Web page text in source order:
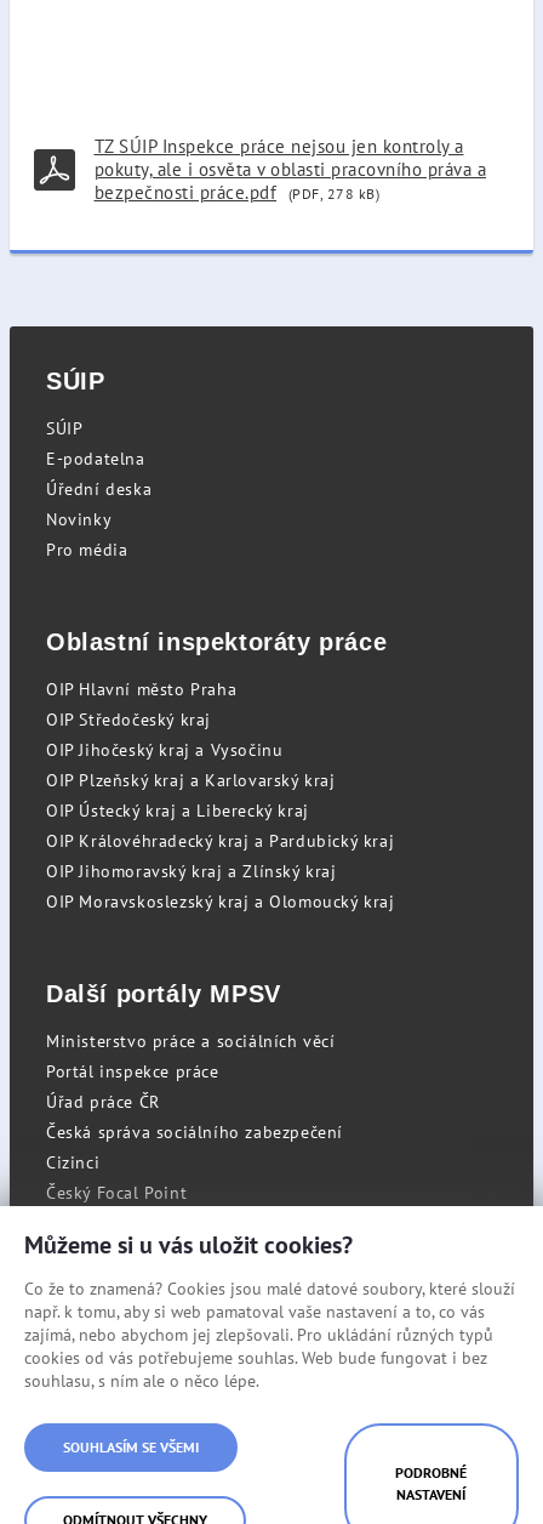
TZ SÚIP Inspekce práce nejsou jen kontroly a
pokuty, ale i osvěta v oblasti pracovního práva a
bezpečnosti práce.pdf
(PDF, 278 kB)
SÚIP
SÚIP
E-podatelna
Úřední deska
Novinky
Pro média
Oblastní inspektoráty práce
OIP Hlavní město Praha
OIP Středočeský kraj
OIP Jihočeský kraj a Vysočinu
OIP Plzeňský kraj a Karlovarský kraj
OIP Ústecký kraj a Liberecký kraj
OIP Královéhradecký kraj a Pardubický kraj
OIP Jihomoravský kraj a Zlínský kraj
OIP Moravskoslezský kraj a Olomoucký kraj
Další portály MPSV
Ministerstvo práce a sociálních věcí
Portál inspekce práce
Úřad práce ČR
Česká správa sociálního zabezpečení
Cizinci
Český Focal Point
RSS
Cookies
Prohlášení o přístupnosti
Mapa stránek
© Státní úřad inspekce práce
Můžeme si u vás uložit cookies?
Co že to znamená? Cookies jsou malé datové soubory, které slouží
např. k tomu, aby si web pamatoval vaše nastavení a to, co vás
zajímá, nebo abychom jej zlepšovali. Pro ukládání různých typů
cookies od vás potřebujeme souhlas. Web bude fungovat i bez
souhlasu, s ním ale o něco lépe.
SOUHLASÍM SE VŠEMI
ODMÍTNOUT VŠECHNY
PODROBNÉ
NASTAVENÍ